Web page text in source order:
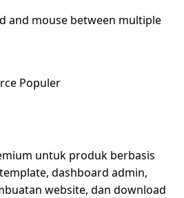
and mouse between multiple
Populer
untuk produk berbasis
dashboard admin,
website, dan download